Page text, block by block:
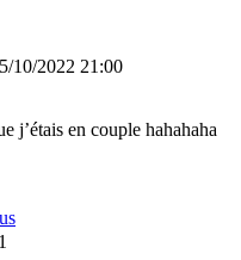
10/2022 21:00
j’étais en couple hahahaha